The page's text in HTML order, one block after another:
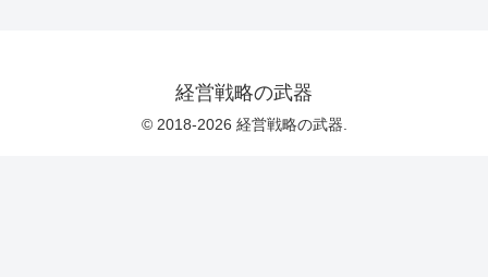
経営戦略の武器
© 2018-2026 経営戦略の武器.